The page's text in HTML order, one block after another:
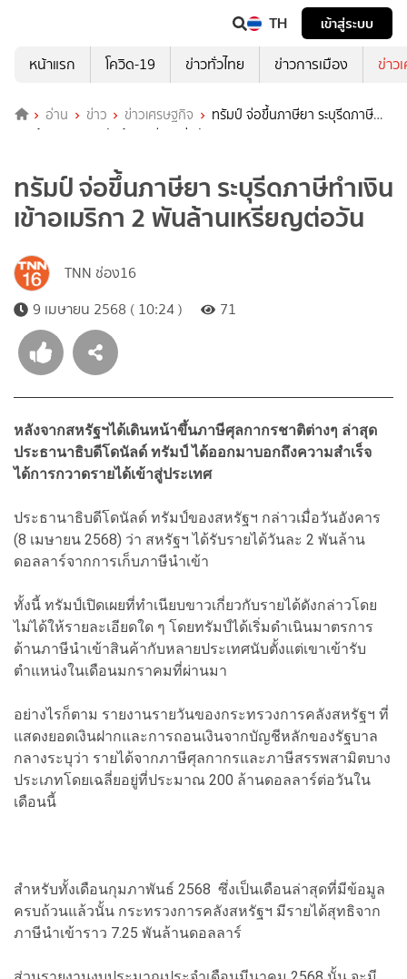
TH
เข้าสู่ระบบ
หน้าแรก
โควิด-19 ข่าวทั่วไทย ข่าวการเมือง ข่าว
อ่าน ข่าว ข่าวเศรษฐกิจ
ทรัมป์ จ่อขึ้นภาษียา ระบุรีดภาษีทำ
เงินเข้าอเมริกา 2 พันล้านเหรียญต่อวัน
ทรัมป์ จ่อขึ้นภาษียา ระบุรีดภาษีทำเงิน
เข้าอเมริกา 2 พันล้านเหรียญต่อวัน
TNN ช่อง16
9 เมษายน 2568 ( 10:24 )
71
หลังจากสหรัฐฯได้เดินหน้าขึ้นภาษีศุลกากรชาติต่างๆ ล่าสุด
ประธานาธิบดีโดนัลด์ ทรัมป์ ได้ออกมาบอกถึงความสำเร็จ
ได้การกวาดรายได้เข้าสู่ประเทศ
ประธานาธิบดีโดนัลด์ ทรัมป์ของสหรัฐฯ กล่าวเมื่อวันอังคาร
(8 เมษายน 2568) ว่า สหรัฐฯ ได้รับรายได้วันละ 2 พันล้าน
ดอลลาร์จากการเก็บภาษีนำเข้า
ทั้งนี้ ทรัมป์เปิดเผยที่ทำเนียบขาวเกี่ยวกับรายได้ดังกล่าวโดย
ไม่ได้ให้รายละเอียดใด ๆ โดยทรัมป์ได้เริ่มดำเนินมาตรการ
ด้านภาษีนำเข้าสินค้ากับหลายประเทศนับตั้งแต่เขาเข้ารับ
ตำแหน่งในเดือนมกราคมที่ผ่านมา
อย่างไรก็ตาม รายงานรายวันของกระทรวงการคลังสหรัฐฯ ที่
แสดงยอดเงินฝากและการถอนเงินจากบัญชีหลักของรัฐบาล
กลางระบุว่า รายได้จากภาษีศุลกากรและภาษีสรรพสามิตบาง
ประเภทโดยเฉลี่ยอยู่ที่ประมาณ 200 ล้านดอลลาร์ต่อวันใน
เดือนนี้
สำหรับทั้งเดือนกุมภาพันธ์ 2568 ซึ่งเป็นเดือนล่าสุดที่มีข้อมูล
ครบถ้วนแล้วนั้น กระทรวงการคลังสหรัฐฯ มีรายได้สุทธิจาก
ภาษีนำเข้าราว 7.25 พันล้านดอลลาร์